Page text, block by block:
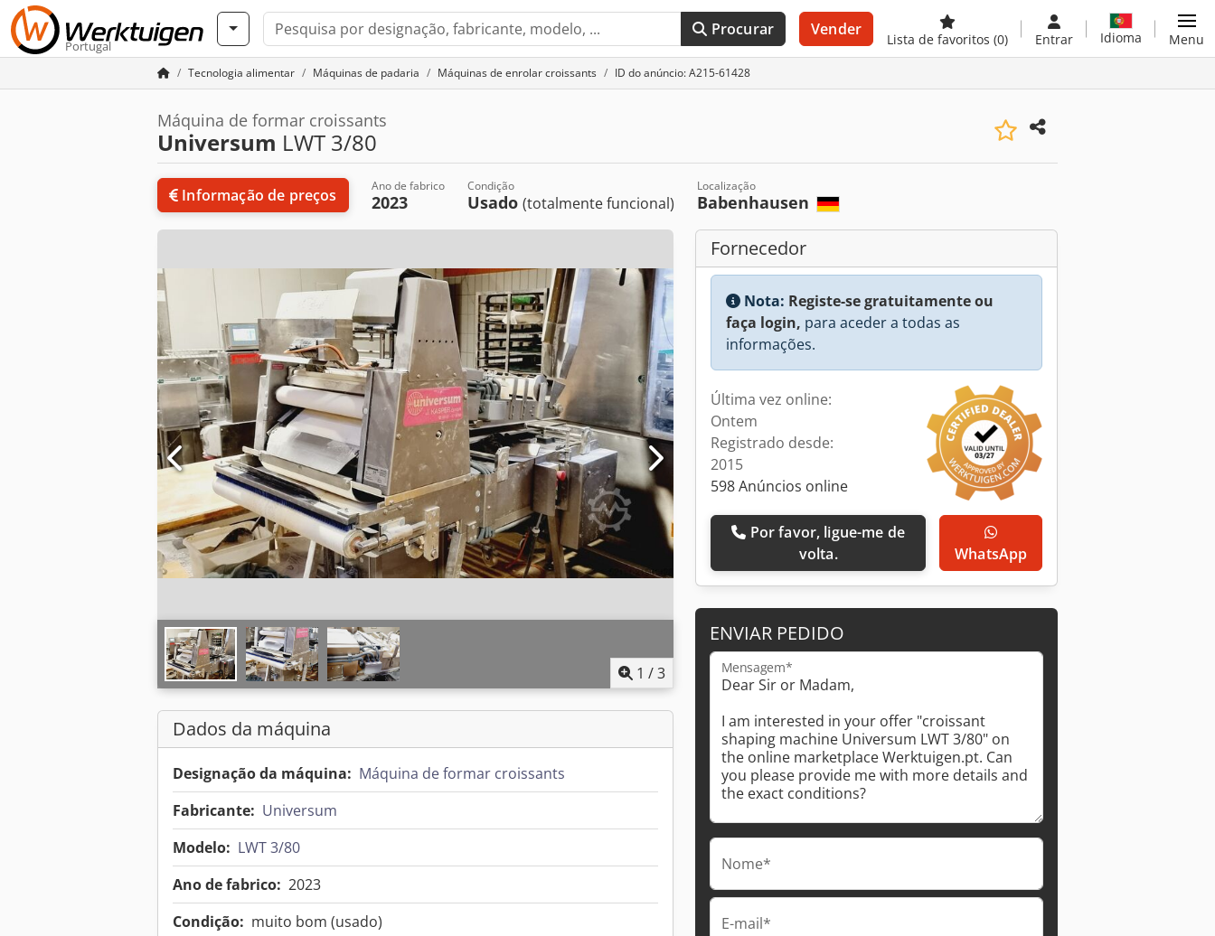
Portugal
Procurar Vender
Lista de favoritos (0) Entrar Idioma Menu
Tecnologia alimentar Máquinas de padaria Máquinas de enrolar croissants ID do anúncio: A215-61428
Máquina de formar croissants
Universum LWT 3/80
Informação de preços Ano de fabrico
2023
Condição
Usado (totalmente funcional)
Localização
Babenhausen
1 /3
Dados da máquina
Designação da máquina: Máquina de formar croissants
Fabricante: Universum
Modelo: LWT 3/80
Ano de fabrico: 2023
Condição: muito bom (usado)
Fornecedor
Nota: Registe-se gratuitamente ou
faça login, para aceder a todas as
informações.
Última vez online:
Ontem
Registrado desde:
2015
598 Anúncios online
volta.
WhatsApp
ENVIAR PEDIDO
Mensagem*
Nome*
E-mail*